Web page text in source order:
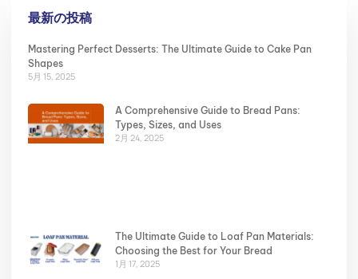
最新の投稿
Mastering Perfect Desserts: The Ultimate Guide to Cake Pan
Shapes
5月 15, 2025
A Comprehensive Guide to Bread Pans:
Types, Sizes, and Uses
2月 24, 2025
The Ultimate Guide to Loaf Pan Materials:
Choosing the Best for Your Bread
1月 17, 2025